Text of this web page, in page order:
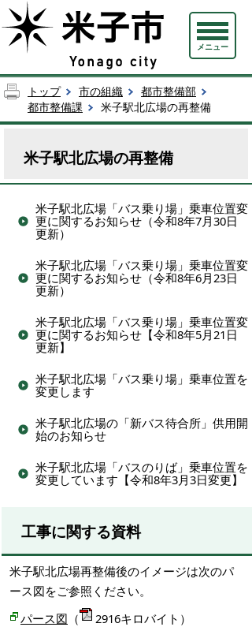
メニュー
トップ 市の組織
都市整備部
都市整備課
米子駅北広場の再整備
米子駅北広場の再整備
米子駅北広場「バス乗り場」乗車位置変
更に関するお知らせ（令和8年7月30日
更新）
米子駅北広場「バス乗り場」乗車位置変
更に関するお知らせ（令和8年6月23日
更新）
米子駅北広場「バス乗り場」乗車位置変
更に関するお知らせ【令和8年5月21日
更新】
米子駅北広場「バス乗り場」乗車位置を
変更します
米子駅北広場の「新バス待合所」供用開
始のお知らせ
米子駅北広場「バスのりば」乗車位置を
変更しています【令和8年3月3日変更】
工事に関する資料
米子駅北広場再整備後のイメージは次のパ
ース図をご参照ください。
パース図 （ 2916キロバイト）